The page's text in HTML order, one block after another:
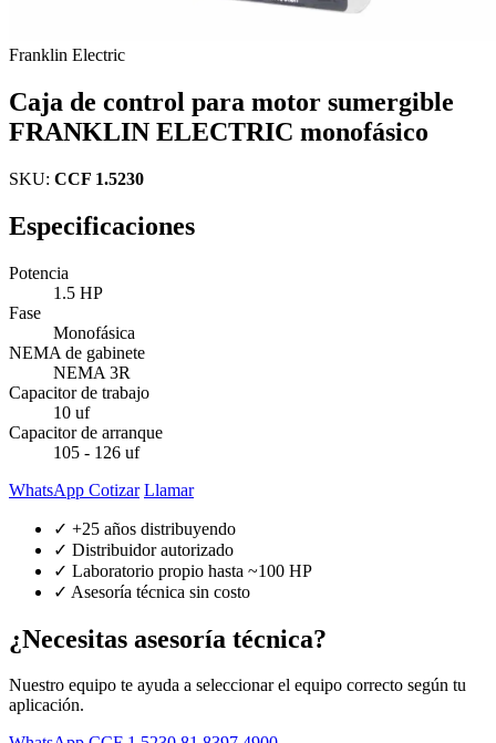
Franklin Electric
Caja de control para motor sumergible
FRANKLIN ELECTRIC monofásico
SKU: CCF 1.5230
Especificaciones
Potencia
1.5 HP
Fase
Monofásica
NEMA de gabinete
NEMA 3R
Capacitor de trabajo
10 uf
Capacitor de arranque
105 - 126 uf
WhatsApp Cotizar Llamar
✓ +25 años distribuyendo
✓ Distribuidor autorizado
✓ Laboratorio propio hasta ~100 HP
✓ Asesoría técnica sin costo
¿Necesitas asesoría técnica?
Nuestro equipo te ayuda a seleccionar el equipo correcto según tu
aplicación.